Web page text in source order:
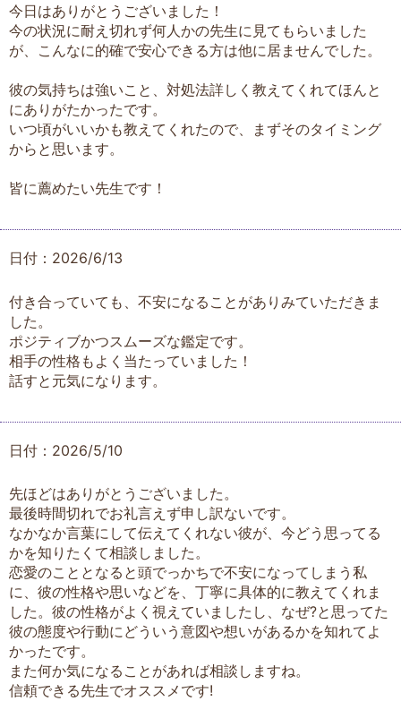
今日はありがとうございました！
今の状況に耐え切れず何人かの先生に見てもらいました
が、こんなに的確で安心できる方は他に居ませんでした。
彼の気持ちは強いこと、対処法詳しく教えてくれてほんと
にありがたかったです。
いつ頃がいいかも教えてくれたので、まずそのタイミング
からと思います。
皆に薦めたい先生です！
日付：2026/6/13
付き合っていても、不安になることがありみていただきま
した。
ポジティブかつスムーズな鑑定です。
相手の性格もよく当たっていました！
話すと元気になります。
日付：2026/5/10
先ほどはありがとうございました。
最後時間切れでお礼言えず申し訳ないです。
なかなか言葉にして伝えてくれない彼が、今どう思ってる
かを知りたくて相談しました。
恋愛のこととなると頭でっかちで不安になってしまう私
に、彼の性格や思いなどを、丁寧に具体的に教えてくれま
した。彼の性格がよく視えていましたし、なぜ?と思ってた
彼の態度や行動にどういう意図や想いがあるかを知れてよ
かったです。
また何か気になることがあれば相談しますね。
信頼できる先生でオススメです!